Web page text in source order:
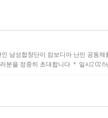
남성합창단이 캄보디아 난민 공동체
분을 정중히 초대합니다. *. 일시2026